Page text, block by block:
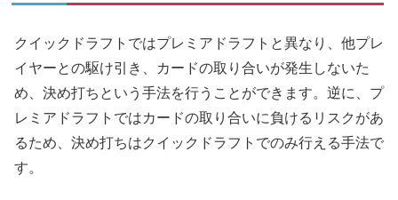
クイックドラフトではプレミアドラフトと異なり、他プレ
イヤーとの駆け引き、カードの取り合いが発生しないた
め、決め打ちという手法を行うことができます。逆に、プ
レミアドラフトではカードの取り合いに負けるリスクがあ
るため、決め打ちはクイックドラフトでのみ行える手法で
す。